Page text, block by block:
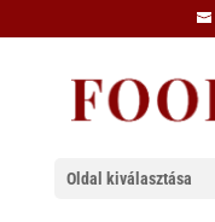
Oldal kiválasztása